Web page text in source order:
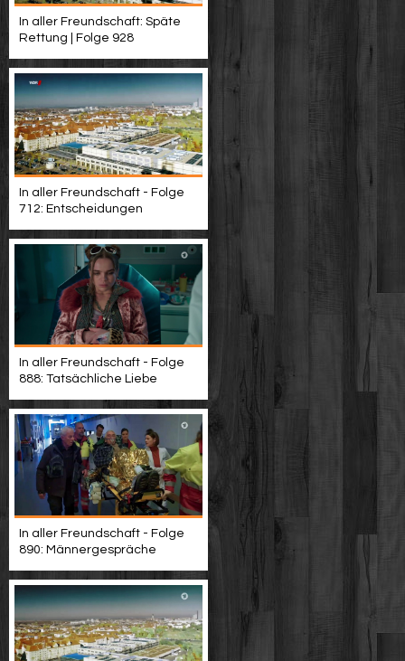
In aller Freundschaft: Späte
Rettung | Folge 928
In aller Freundschaft - Folge
712: Entscheidungen
In aller Freundschaft - Folge
888: Tatsächliche Liebe
In aller Freundschaft - Folge
890: Männergespräche